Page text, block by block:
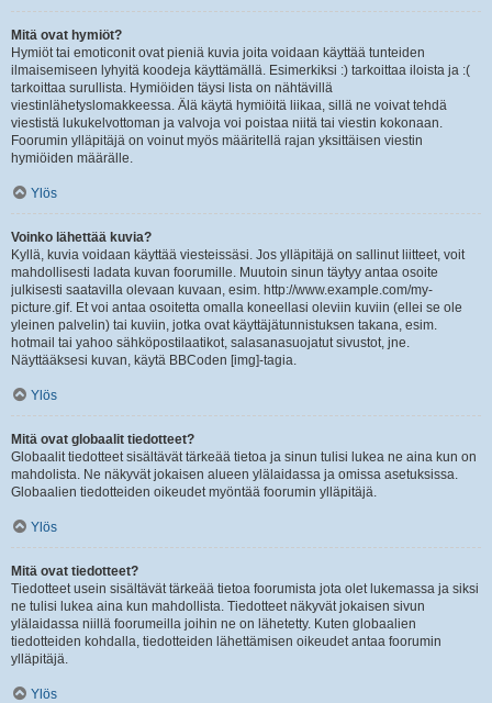
Mitä ovat hymiöt?
Hymiöt tai emoticonit ovat pieniä kuvia joita voidaan käyttää tunteiden
ilmaisemiseen lyhyitä koodeja käyttämällä. Esimerkiksi :) tarkoittaa iloista ja :(
tarkoittaa surullista. Hymiöiden täysi lista on nähtävillä
viestinlähetyslomakkeessa. Älä käytä hymiöitä liikaa, sillä ne voivat tehdä
viestistä lukukelvottoman ja valvoja voi poistaa niitä tai viestin kokonaan.
Foorumin ylläpitäjä on voinut myös määritellä rajan yksittäisen viestin
hymiöiden määrälle.
Ylös
Voinko lähettää kuvia?
Kyllä, kuvia voidaan käyttää viesteissäsi. Jos ylläpitäjä on sallinut liitteet, voit
mahdollisesti ladata kuvan foorumille. Muutoin sinun täytyy antaa osoite
julkisesti saatavilla olevaan kuvaan, esim. http://www.example.com/my-
picture.gif. Et voi antaa osoitetta omalla koneellasi oleviin kuviin (ellei se ole
yleinen palvelin) tai kuviin, jotka ovat käyttäjätunnistuksen takana, esim.
hotmail tai yahoo sähköpostilaatikot, salasanasuojatut sivustot, jne.
Näyttääksesi kuvan, käytä BBCoden [img]-tagia.
Ylös
Mitä ovat globaalit tiedotteet?
Globaalit tiedotteet sisältävät tärkeää tietoa ja sinun tulisi lukea ne aina kun on
mahdolista. Ne näkyvät jokaisen alueen ylälaidassa ja omissa asetuksissa.
Globaalien tiedotteiden oikeudet myöntää foorumin ylläpitäjä.
Ylös
Mitä ovat tiedotteet?
Tiedotteet usein sisältävät tärkeää tietoa foorumista jota olet lukemassa ja siksi
ne tulisi lukea aina kun mahdollista. Tiedotteet näkyvät jokaisen sivun
ylälaidassa niillä foorumeilla joihin ne on lähetetty. Kuten globaalien
tiedotteiden kohdalla, tiedotteiden lähettämisen oikeudet antaa foorumin
ylläpitäjä.
Ylös